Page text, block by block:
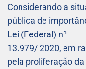
Considerando a
pública de
Lei (Federal) nº
13.979/ 2020, em
pela proliferação da